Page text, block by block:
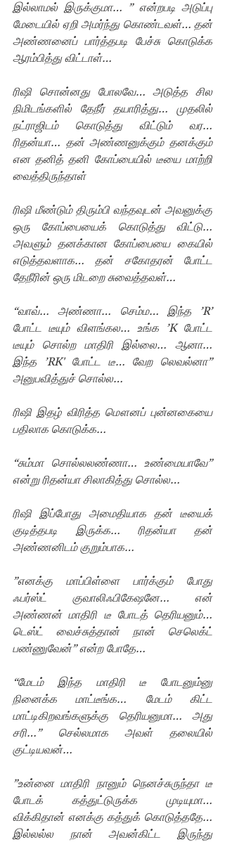
இல்லாமல் இருக்குமா… ” என்றபடி அடுப்பு
மேடையில் ஏறி அமர்ந்து கொண்டவள்… தன்
அண்ணனைப் பார்த்தபடி பேச்சு கொடுக்க
ஆரம்பித்து விட்டாள்…
ரிஷி சொன்னது போலவே… அடுத்த சில
நிமிடங்களில் தேநீர் தயாரித்து… முதலில்
நட்ராஜிடம் கொடுத்து விட்டும் வர…
ரிதன்யா… தன் அண்ணனுக்கும் தனக்கும்
என தனித் தனி கோப்பையில் டீயை மாற்றி
வைத்திருந்தாள்
ரிஷி மீண்டும் திரும்பி வந்தவுடன் அவனுக்கு
ஒரு கோப்பையைக் கொடுத்து விட்டு…
அவளும் தனக்கான கோப்பையை கையில்
எடுத்தவளாக… தன் சகோதரன் போட்ட
தேநீரின் ஒரு மிடறை சுவைத்தவள்…
“வாவ்… அண்ணா… செம்ம… இந்த ’R’
போட்ட டீயும் விளங்கல… உங்க ’K போட்ட
டீயும் சொல்ற மாதிரி இல்லை… ஆனா…
இந்த ’RK' போட்ட டீ… வேற லெவல்னா”
அனுபவித்துச் சொல்ல…
ரிஷி இதழ் விரித்த மௌனப் புன்னகையை
பதிலாக கொடுக்க…
“சும்மா சொல்லலண்ணா… உண்மையாவே”
என்று ரிதன்யா சிலாகித்து சொல்ல…
ரிஷி இப்போது அமைதியாக தன் டீயைக்
குடித்தபடி இருக்க… ரிதன்யா தன்
அண்ணனிடம் குறும்பாக…
”எனக்கு மாப்பிள்ளை பார்க்கும் போது
ஃபர்ஸ்ட் குவாலிஃபிகேஷனே… என்
அண்ணன் மாதிரி டீ போடத் தெரியனும்…
டெஸ்ட் வைச்சுத்தான் நான் செலெக்ட்
பண்ணுவேன்” என்ற போதே…
“மேடம் இந்த மாதிரி டீ போடனும்னு
நினைக்க மாட்டீங்க… மேடம் கிட்ட
மாட்டிகிறவங்களுக்கு தெரியனுமா… அது
சரி…” செல்லமாக அவள் தலையில்
குட்டியவன்…
”உன்னை மாதிரி நானும் நெனச்சுருந்தா டீ
போடக் கத்துட்டுருக்க முடியுமா…
விக்கிதான் எனக்கு கத்துக் கொடுத்ததே…
இல்லல்ல நான் அவன்கிட்ட இருந்து